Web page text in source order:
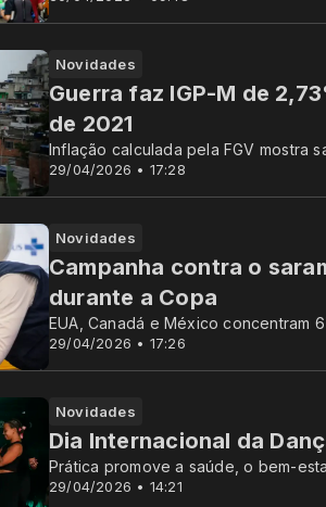
Novidades
29/04/2026 • 17:28
Guerra faz IGP-M de
de 2021
Inflação calculada pela FGV mostra
Novidades
29/04/2026 • 17:26
Campanha contra o
durante a Copa
EUA, Canadá e México concentram
Novidades
29/04/2026 • 14:21
Dia Internacional da
Prática promove a saúde, o bem-